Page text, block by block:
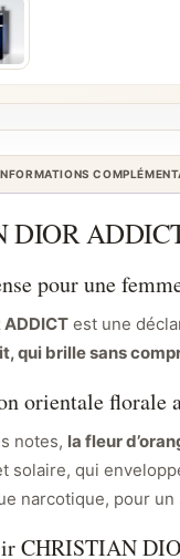
ADDICT
pour une
ADDICT est une
qui brille sans
orientale florale
notes, la fleur
solaire, qui
narcotique, pour
CHRISTIAN